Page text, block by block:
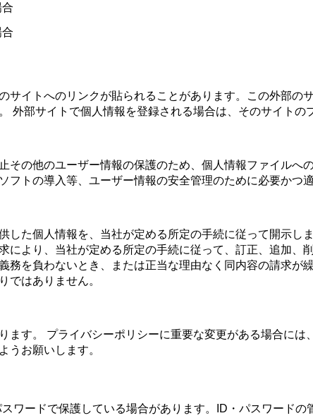
サイトへのリンクが貼られることがあります。この外部の
外部サイトで個人情報を登録される場合は、そのサイトの
その他のユーザー情報の保護のため、個人情報ファイルへ
トの導入等、ユーザー情報の安全管理のために必要かつ
した個人情報を、当社が定める所定の手続に従って開示し
により、当社が定める所定の手続に従って、訂正、追加、
務を負わないとき、または正当な理由なく同内容の請求が
ではありません。
ます。 プライバシーポリシーに重要な変更がある場合に
うお願いします。
ワードで保護している場合があります。ID・パスワード